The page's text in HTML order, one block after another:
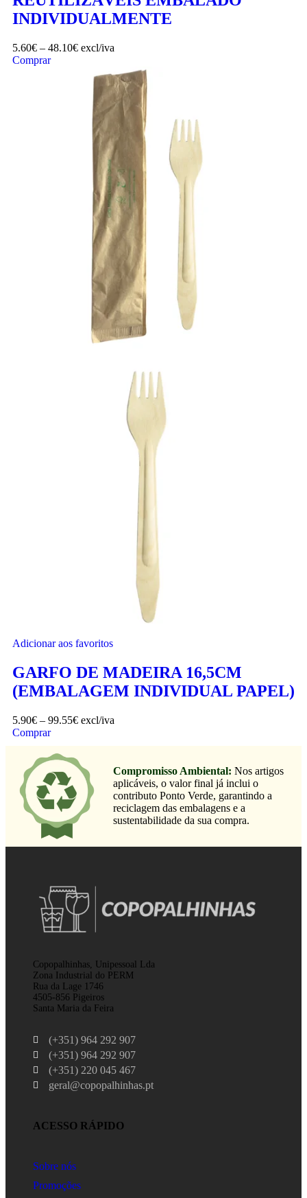
INDIVIDUALMENTE
5.60€ – 48.10€ excl/iva
Comprar
Adicionar aos favoritos
GARFO DE MADEIRA 16,5CM
(EMBALAGEM INDIVIDUAL PAPEL)
5.90€ – 99.55€ excl/iva
Comprar
Compromisso Ambiental: Nos artigos
aplicáveis, o valor final já inclui o
contributo Ponto Verde, garantindo a
reciclagem das embalagens e a
sustentabilidade da sua compra.
Copopalhinhas, Unipessoal Lda
Zona Industrial do PERM
Rua da Lage 1746
4505-856 Pigeiros
Santa Maria da Feira
(+351) 964 292 907
(+351) 964 292 907
(+351) 220 045 467
geral@copopalhinhas.pt
ACESSO RÁPIDO
Sobre nós
Promoções